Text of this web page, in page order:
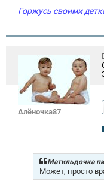
Горжусь своими
Алёночка87
Матильдочка
Может, просто